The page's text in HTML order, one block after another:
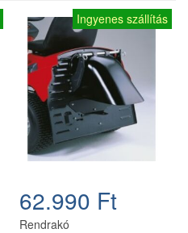
Ingyenes szállítás
62.990 Ft
Rendrakó